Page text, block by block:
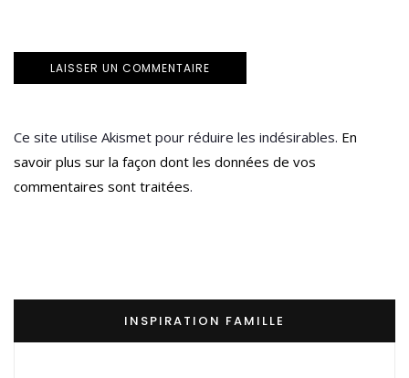
Ce site utilise Akismet pour réduire les indésirables. En
savoir plus sur la façon dont les données de vos
commentaires sont traitées.
INSPIRATION FAMILLE